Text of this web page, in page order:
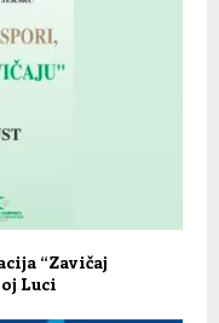
“Zavičaj
Luci